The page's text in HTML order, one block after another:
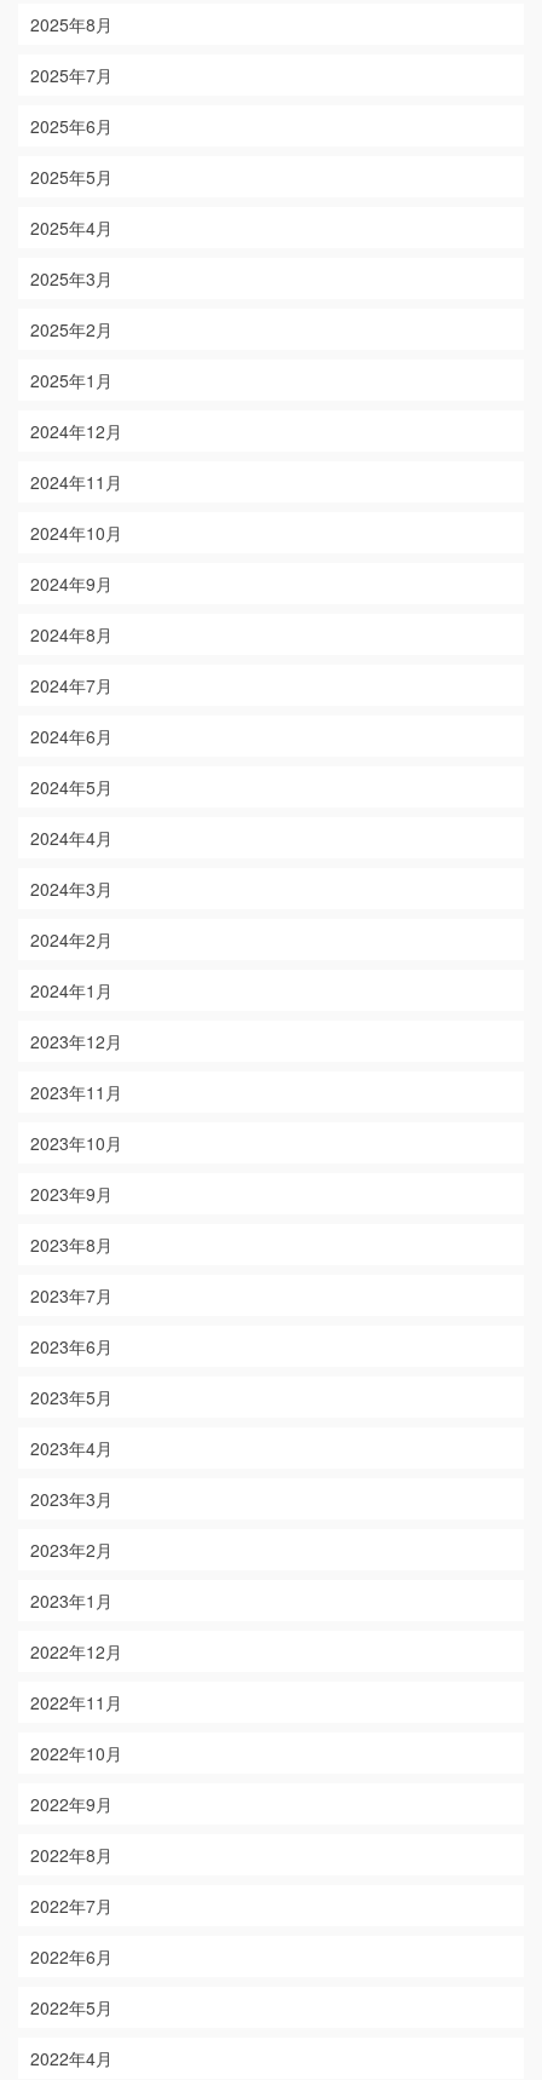
2025年8月
2025年7月
2025年6月
2025年5月
2025年4月
2025年3月
2025年2月
2025年1月
2024年12月
2024年11月
2024年10月
2024年9月
2024年8月
2024年7月
2024年6月
2024年5月
2024年4月
2024年3月
2024年2月
2024年1月
2023年12月
2023年11月
2023年10月
2023年9月
2023年8月
2023年7月
2023年6月
2023年5月
2023年4月
2023年3月
2023年2月
2023年1月
2022年12月
2022年11月
2022年10月
2022年9月
2022年8月
2022年7月
2022年6月
2022年5月
2022年4月